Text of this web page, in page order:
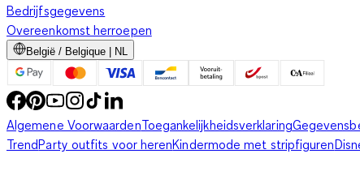
Bedrijfsgegevens
Overeenkomst herroepen
België / Belgique | NL
Algemene VoorwaardenToegankelijkheidsverklaring
TrendParty outfits voor herenKindermode met stripfiguren